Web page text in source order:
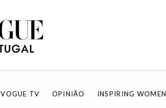
VOGUE TV OPINIÃO INSPIRING WOMEN